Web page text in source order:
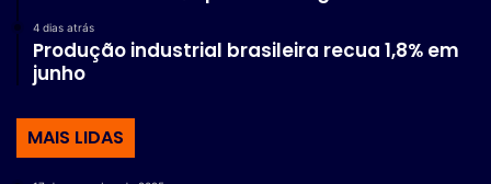
4 dias atrás
Produção industrial brasileira recua 1,8% em
junho
MAIS LIDAS